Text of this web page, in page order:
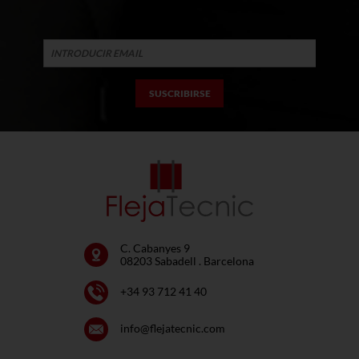
C. Cabanyes 9
08203 Sabadell . Barcelona
+34 93 712 41 40
info@flejatecnic.com